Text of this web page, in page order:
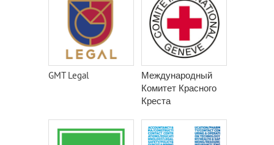
GMT Legal
Международный
Комитет Красного
Креста